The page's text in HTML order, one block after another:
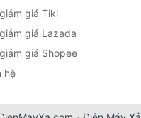
giá Tiki
giá Lazada
giá Shopee
hệ